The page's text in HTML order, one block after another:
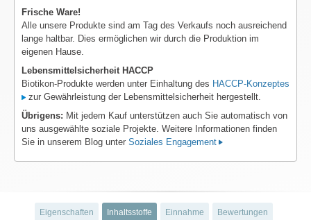
Frische Ware!
Alle unsere Produkte sind am Tag des Verkaufs noch ausreichend
lange haltbar. Dies ermöglichen wir durch die Produktion im
eigenen Hause.
Lebensmittelsicherheit HACCP
Biotikon-Produkte werden unter Einhaltung des HACCP-Konzeptes
zur Gewährleistung der Lebensmittelsicherheit hergestellt.
Übrigens: Mit jedem Kauf unterstützen auch Sie automatisch von
uns ausgewählte soziale Projekte. Weitere Informationen finden
Sie in unserem Blog unter Soziales Engagement
Eigenschaften Inhaltsstoffe Einnahme Bewertungen